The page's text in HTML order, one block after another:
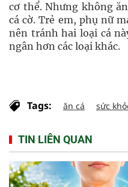
cơ thể. Nhưng không
cá cờ. Trẻ em, phụ nữ
nên tránh hai loại cá
ngân hơn các loại khác.
Tags: ăn cá sức
TIN LIÊN QUAN